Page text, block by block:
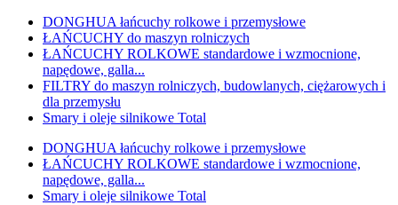
DONGHUA łańcuchy rolkowe i przemysłowe
ŁAŃCUCHY do maszyn rolniczych
ŁAŃCUCHY ROLKOWE standardowe i wzmocnione,
napędowe, galla...
FILTRY do maszyn rolniczych, budowlanych, ciężarowych i
dla przemysłu
Smary i oleje silnikowe Total
DONGHUA łańcuchy rolkowe i przemysłowe
ŁAŃCUCHY ROLKOWE standardowe i wzmocnione,
napędowe, galla...
Smary i oleje silnikowe Total